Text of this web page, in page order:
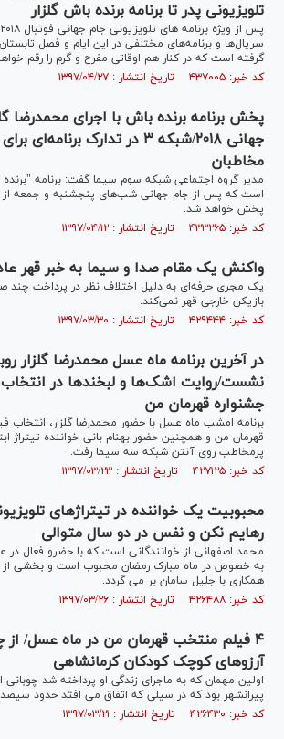
تلویزیونی پدر تا برنامه برنده باش گلزار
سریال‌ها و برنامه‌های مختلفی در این ایام و فصل
گرفته است که در کنار هم اوقاتی مفرح و گرم را رقم
کد خبر: ۴۳۷۰۰۵ تاریخ انتشار : ۱۳۹۷/۰۴/۲۷
پخش برنامه برنده باش با اجرای محمدرضا
جهانی ۲۰۱۸/شبکه ۳ در تدارک
مخاطبان
مدیر گروه اجتماعی شبکه سوم سیما گفت: برنامه "برنده
است که پس از جام جهانی شب‌های پنجشنبه و جمعه
پخش خواهد شد.
کد خبر: ۴۳۳۲۶۵ تاریخ انتشار : ۱۳۹۷/۰۴/۱۲
واکنش یک مقام صدا و سیما به خبر قهر
یک مجری حرفه‌ای به دلیل اختلاف نظر ‌در پرداخت چند
بازیکن خارجی قهر نمی‌کند.
کد خبر: ۴۲۹۴۴۴ تاریخ انتشار : ۱۳۹۷/۰۳/۳۰
در آخرین برنامه ماه عسل محمدرضا گلزار
نشست/روایت اشک‌ها و لبخند‌ها در انتخاب
جشنواره قهرمان من
برنامه امشب ماه عسل با حضور محمدرضا گلزار، انتخاب
قهرمان من و همچنین حضور بهنام بانی خواننده تیتراژ
پرمخاطب روی آنتن شبکه سه سیما رفت.
کد خبر: ۴۲۷۱۲۵ تاریخ انتشار : ۱۳۹۷/۰۳/۲۳
محبوبیت یک خواننده در تیتراژهای
رهایم نکن و نفس در دو سال متوالی
محمد اصفهانی از خوانندگانی است که با حضرو فعال در
به خصوص در ماه مبارک رمضان محبوب است و بخشی
همکاری با جلیل سامان بر می گردد.
کد خبر: ۴۲۶۴۸۸ تاریخ انتشار : ۱۳۹۷/۰۳/۲۶
۴ فیلم منتخب قهرمان من در ماه عسل/ از
آرزو‌های کوچک کودکان کرمانشاهی
اولین مهمان که به ماجرای زندگی او پرداخته شد چوبانی
پیرانشهر بود که در سیلی که اتفاق می افتد حدود
کد خبر: ۴۲۶۴۳۰ تاریخ انتشار : ۱۳۹۷/۰۳/۲۱